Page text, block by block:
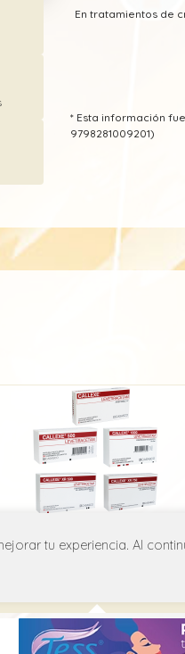
En tratamientos de
* Esta información
9798281009201)
Callexe
tu experiencia. Al